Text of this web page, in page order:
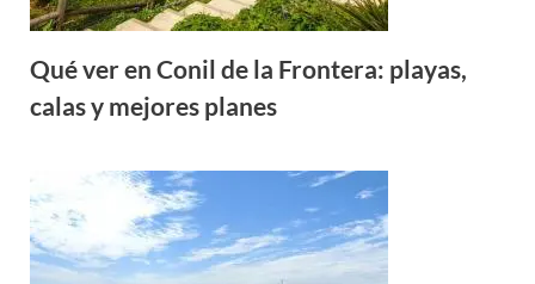
Qué ver en Conil de la Frontera: playas,
calas y mejores planes